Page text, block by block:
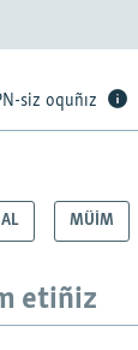
siz oquñız
MÜİM
etiñiz